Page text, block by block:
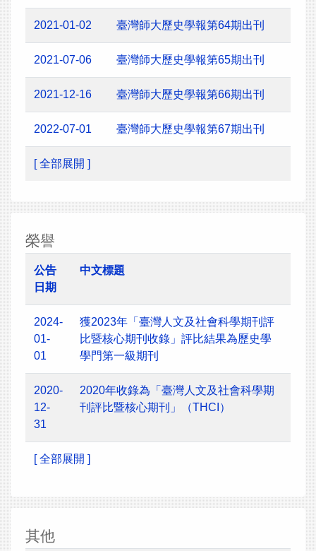
2021-01-02 臺灣師大歷史學報第64期出刊
2021-07-06 臺灣師大歷史學報第65期出刊
2021-12-16 臺灣師大歷史學報第66期出刊
2022-07-01 臺灣師大歷史學報第67期出刊
[ 全部展開 ]
榮譽
公告
日期
中文標題
2024-
01-
01
獲2023年「臺灣人文及社會科學期刊評
比暨核心期刊收錄」評比結果為歷史學
學門第一級期刊
2020-
12-
31
2020年收錄為「臺灣人文及社會科學期
刊評比暨核心期刊」（THCI）
[ 全部展開 ]
其他